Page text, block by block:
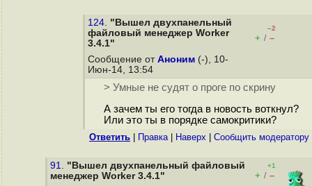
124. "Вышел двухпанельный
файловый менеджер Worker
3.4.1"
–2
+ / –
Сообщение от Аноним (-), 10-
Июн-14, 13:54
> Умные не судят о проге по скрину
А зачем ты его тогда в новость воткнул?
Или это ты в порядке самокритики?
Ответить Правка| Наверх Cообщить модератору
91. "Вышел двухпанельный файловый
менеджер Worker 3.4.1"
+1
+ / –